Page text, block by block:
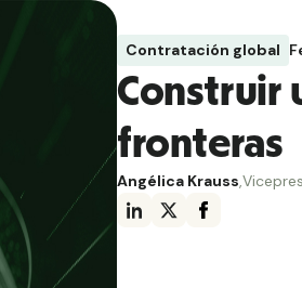
Contratación global
Construir
fronteras
Angélica Krauss,